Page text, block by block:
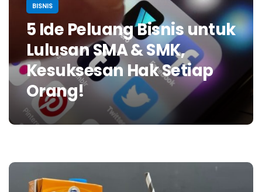
BISNIS
5 Ide Peluang Bisnis untuk
Lulusan SMA & SMK,
Kesuksesan Hak Setiap
Orang!